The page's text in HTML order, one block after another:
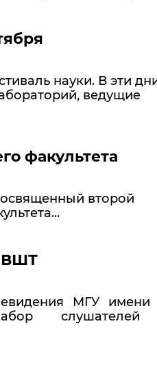
науки. В эти
ведущие
факультета
второй
ВШТ
МГУ